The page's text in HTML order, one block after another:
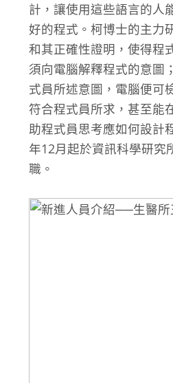
計，讓使用這些語言的人
好的程式。柯博士的主力
和其正確性證明，使得程
須向電腦解釋程式的意圖
式員所述意圖，電腦便可
符合程式員所求，甚至能
助程式員思考應如何設計
年12月起於資訊科學研究
職。